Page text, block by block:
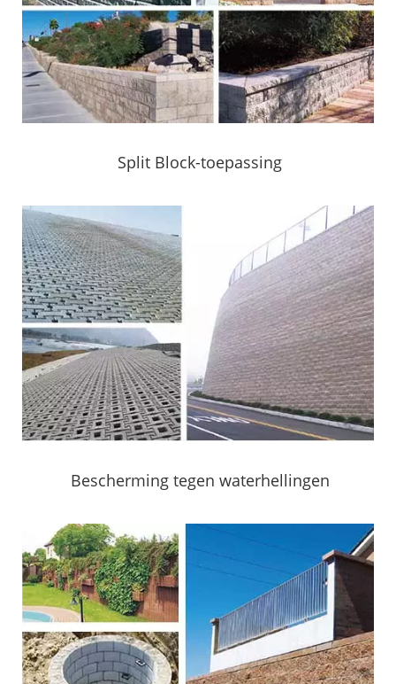
Split Block-toepassing
Bescherming tegen waterhellingen